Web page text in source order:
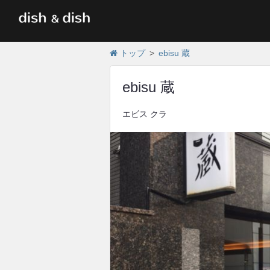
トップ ebisu 蔵
ebisu 蔵
エビス クラ